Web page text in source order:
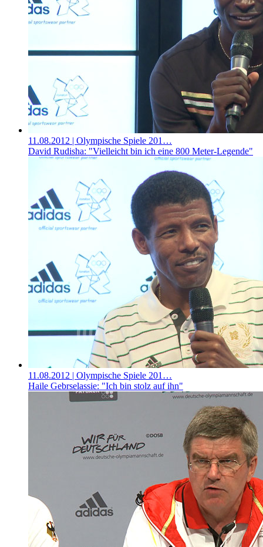
11.08.2012 | Olympische Spiele 201…
David Rudisha: "Vielleicht bin ich eine 800 Meter-Legende"
11.08.2012 | Olympische Spiele 201…
Haile Gebrselassie: "Ich bin stolz auf ihn"